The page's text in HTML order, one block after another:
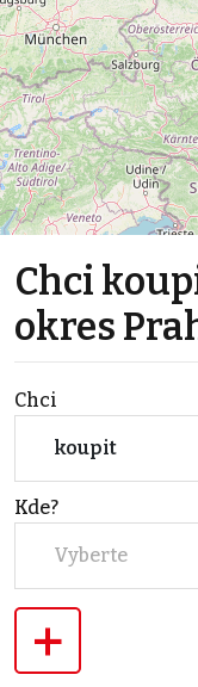
Chci
okres
Chci
koupit
Kde?
Vyberte
+